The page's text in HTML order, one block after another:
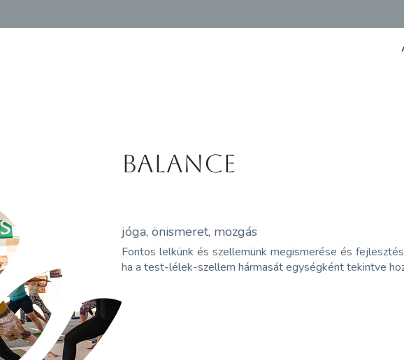
BALANCE
jóga, önismeret, mozgás
Fontos lelkünk és szellemünk megismerése és
ha a test-lélek-szellem hármasát egységként tekintve